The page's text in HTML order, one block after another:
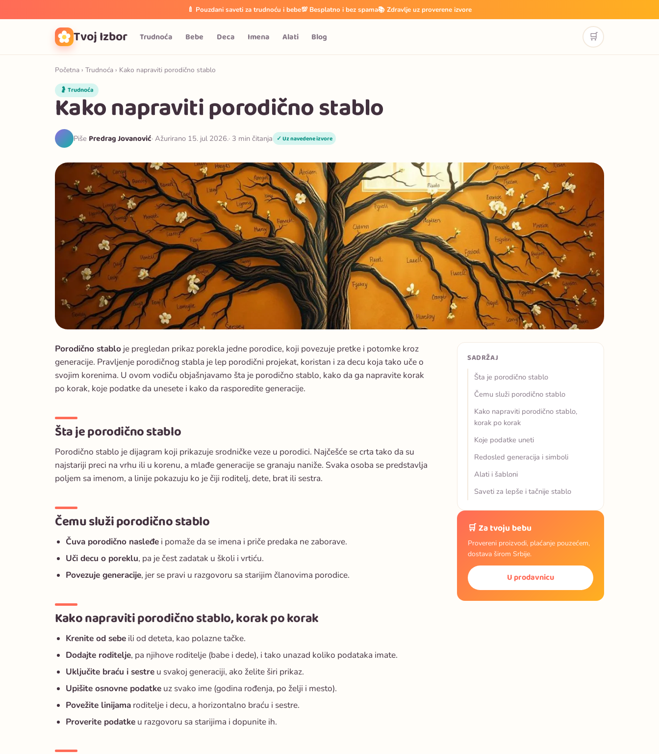
🍼 Pouzdani saveti za trudnoću i bebe💯 Besplatno i bez spama📚 Zdravlje uz proverene izvore
Tvoj Izbor Trudnoća Bebe Deca Imena Alati Blog 🛒
Početna › Trudnoća › Kako napraviti porodično stablo
🤰 Trudnoća
Kako napraviti porodično stablo
Piše Predrag Jovanović· Ažurirano 15. jul 2026.· 3 min čitanja ✓ Uz navedene izvore
Porodično stablo je pregledan prikaz porekla jedne porodice, koji povezuje pretke i potomke kroz
generacije. Pravljenje porodičnog stabla je lep porodični projekat, koristan i za decu koja tako uče o
svojim korenima. U ovom vodiču objašnjavamo šta je porodično stablo, kako da ga napravite korak
po korak, koje podatke da unesete i kako da rasporedite generacije.
Šta je porodično stablo
Porodično stablo je dijagram koji prikazuje srodničke veze u porodici. Najčešće se crta tako da su
najstariji preci na vrhu ili u korenu, a mlađe generacije se granaju naniže. Svaka osoba se predstavlja
poljem sa imenom, a linije pokazuju ko je čiji roditelj, dete, brat ili sestra.
Čemu služi porodično stablo
Čuva porodično nasleđe i pomaže da se imena i priče predaka ne zaborave.
Uči decu o poreklu, pa je čest zadatak u školi i vrtiću.
Povezuje generacije, jer se pravi u razgovoru sa starijim članovima porodice.
Kako napraviti porodično stablo, korak po korak
Krenite od sebe ili od deteta, kao polazne tačke.
Dodajte roditelje, pa njihove roditelje (babe i dede), i tako unazad koliko podataka imate.
Uključite braću i sestre u svakoj generaciji, ako želite širi prikaz.
Upišite osnovne podatke uz svako ime (godina rođenja, po želji i mesto).
Povežite linijama roditelje i decu, a horizontalno braću i sestre.
Proverite podatke u razgovoru sa starijima i dopunite ih.
SADRŽAJ
Šta je porodično stablo
Čemu služi porodično stablo
Kako napraviti porodično stablo,
korak po korak
Koje podatke uneti
Redosled generacija i simboli
Alati i šabloni
Saveti za lepše i tačnije stablo
🛒 Za tvoju bebu
Provereni proizvodi, plaćanje pouzećem,
dostava širom Srbije.
U prodavnicu